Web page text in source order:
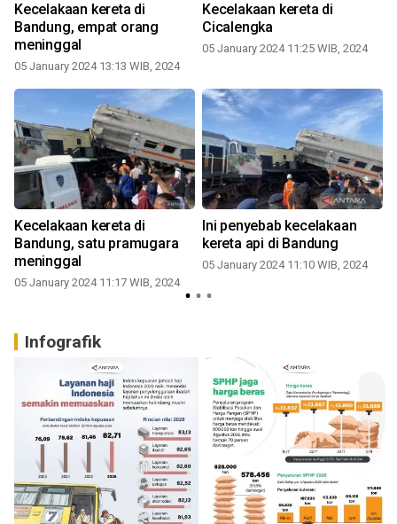
Kecelakaan kereta di
Bandung, empat orang
meninggal
05 January 2024 13:13 WIB, 2024
Kecelakaan kereta di
Cicalengka
05 January 2024 11:25 WIB, 2024
Kecelakaan kereta di
Bandung, satu pramugara
meninggal
05 January 2024 11:17 WIB, 2024
Ini penyebab kecelakaan
kereta api di Bandung
05 January 2024 11:10 WIB, 2024
Infografik